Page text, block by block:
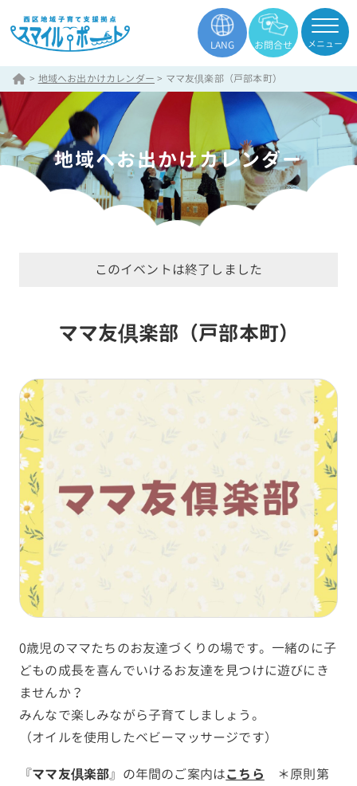
LANG お問合せ メニュー
> 地域へお出かけカレンダー > ママ友倶楽部（戸部本町）
地域へお出かけカレンダー
このイベントは終了しました
ママ友倶楽部（戸部本町）
0歳児のママたちのお友達づくりの場です。一緒のに子
どもの成長を喜んでいけるお友達を見つけに遊びにき
ませんか？
みんなで楽しみながら子育てしましょう。
（オイルを使用したベビーマッサージです）
『ママ友倶楽部』の年間のご案内はこちら ＊原則第